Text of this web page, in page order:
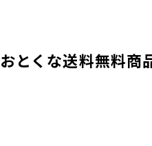
おとくな送料無料商